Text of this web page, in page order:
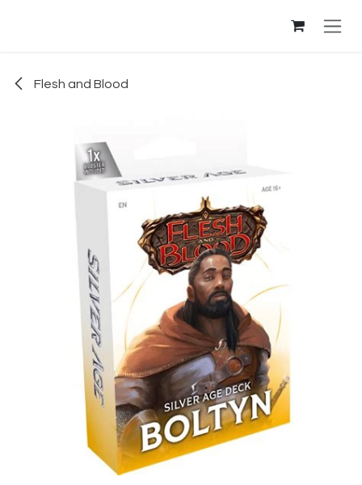
Flesh and Blood